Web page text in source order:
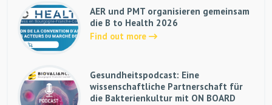
AER und PMT organisieren gemeinsam
die B to Health 2026
Find out more
Gesundheitspodcast: Eine
wissenschaftliche Partnerschaft für
die Bakterienkultur mit ON BOARD